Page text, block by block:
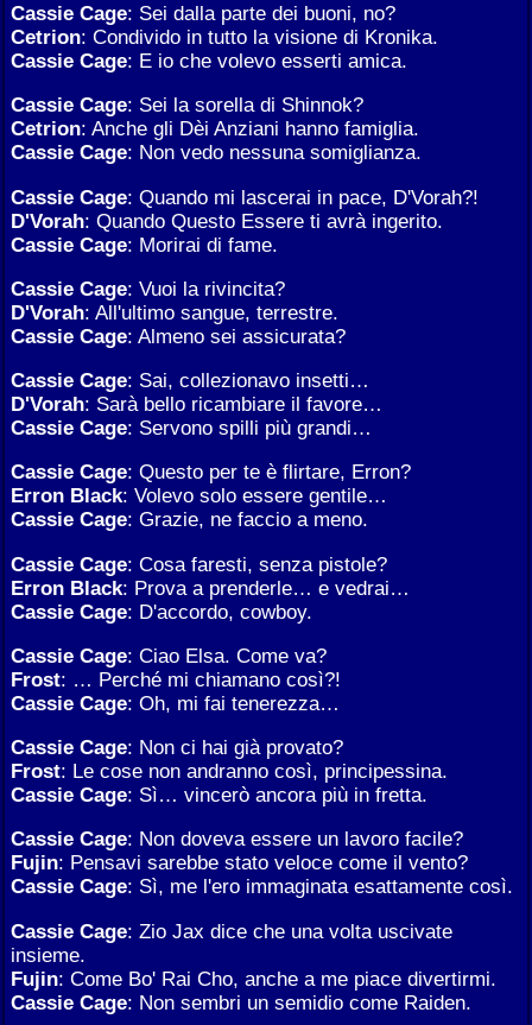
Cassie Cage: Sei dalla parte dei buoni, no?
Cetrion: Condivido in tutto la visione di Kronika.
Cassie Cage: E io che volevo esserti amica.
Cassie Cage: Sei la sorella di Shinnok?
Cetrion: Anche gli Dèi Anziani hanno famiglia.
Cassie Cage: Non vedo nessuna somiglianza.
Cassie Cage: Quando mi lascerai in pace, D'Vorah?!
D'Vorah: Quando Questo Essere ti avrà ingerito.
Cassie Cage: Morirai di fame.
Cassie Cage: Vuoi la rivincita?
D'Vorah: All'ultimo sangue, terrestre.
Cassie Cage: Almeno sei assicurata?
Cassie Cage: Sai, collezionavo insetti…
D'Vorah: Sarà bello ricambiare il favore…
Cassie Cage: Servono spilli più grandi…
Cassie Cage: Questo per te è flirtare, Erron?
Erron Black: Volevo solo essere gentile…
Cassie Cage: Grazie, ne faccio a meno.
Cassie Cage: Cosa faresti, senza pistole?
Erron Black: Prova a prenderle… e vedrai…
Cassie Cage: D'accordo, cowboy.
Cassie Cage: Ciao Elsa. Come va?
Frost: … Perché mi chiamano così?!
Cassie Cage: Oh, mi fai tenerezza…
Cassie Cage: Non ci hai già provato?
Frost: Le cose non andranno così, principessina.
Cassie Cage: Sì… vincerò ancora più in fretta.
Cassie Cage: Non doveva essere un lavoro facile?
Fujin: Pensavi sarebbe stato veloce come il vento?
Cassie Cage: Sì, me l'ero immaginata esattamente così.
Cassie Cage: Zio Jax dice che una volta uscivate
insieme.
Fujin: Come Bo' Rai Cho, anche a me piace divertirmi.
Cassie Cage: Non sembri un semidio come Raiden.